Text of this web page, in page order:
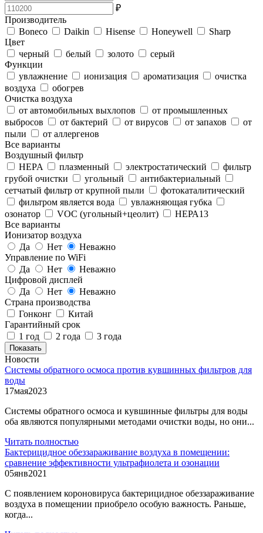
₽
Производитель
Boneco
Daikin Hisense Honeywell
Sharp
Цвет
черный
белый золото
серый
Функции
увлажнение
ионизация ароматизация
очистка
воздуха
обогрев
Очистка воздуха
от автомобильных выхлопов
от промышленных
выбросов
от бактерий от вирусов от запахов
от
пыли
от аллергенов
Все варианты
Воздушный фильтр
HEPA
плазменный электростатический
фильтр
грубой очистки
угольный
антибактериальный
сетчатый фильтр от крупной пыли
фотокаталитический
фильтром является вода
увлажняющая губка
озонатор
VOC (угольный+цеолит)
НЕРА13
Все варианты
Ионизатор воздуха
Да
Нет
Неважно
Управление по WiFi
Да
Нет
Неважно
Цифровой дисплей
Да
Нет
Неважно
Страна производства
Гонконг
Китай
Гарантийный срок
1 год
2 года 3 года
Показать
Новости
Системы обратного осмоса против кувшинных фильтров для
воды
17мая2023
Системы обратного осмоса и кувшинные фильтры для воды
оба являются популярными методами очистки воды, но они...
Читать полностью
Бактерицидное обеззараживание воздуха в помещении:
сравнение эффективности ультрафиолета и озонации
05янв2021
С появлением короновируса бактерицидное обеззараживание
воздуха в помещении приобрело особую важность. Раньше,
когда...